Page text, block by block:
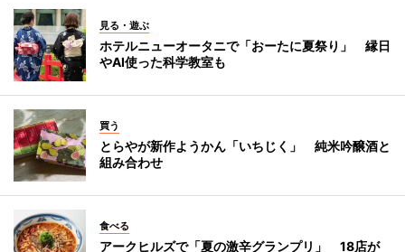
見る・遊ぶ
ホテルニューオータニで「おーたに夏祭り」 縁日
やAI使った科学教室も
買う
とらやが新作ようかん「いちじく」 純米吟醸酒と
組み合わせ
食べる
アークヒルズで「夏の激辛グランプリ」 18店が